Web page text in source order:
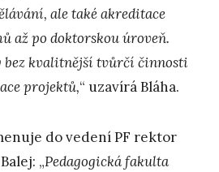
ale také akreditace
až po doktorskou úroveň.
bez kvalitnější tvůrčí činnosti
projektů,“ uzavírá Bláha.
do vedení PF rektor
„Pedagogická fakulta